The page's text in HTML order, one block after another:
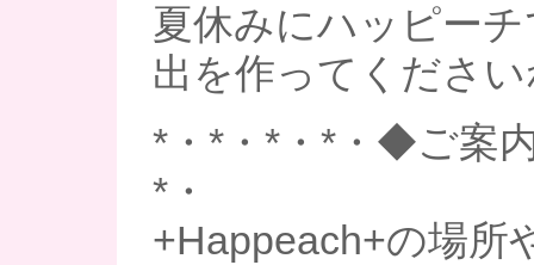
夏休みにハッピー
出を作ってくださ
*・*・*・*・◆ご案
*・
+Happeach+の場所